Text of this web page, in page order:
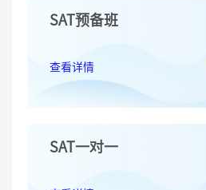
SAT预备班
查看详情
SAT一对一